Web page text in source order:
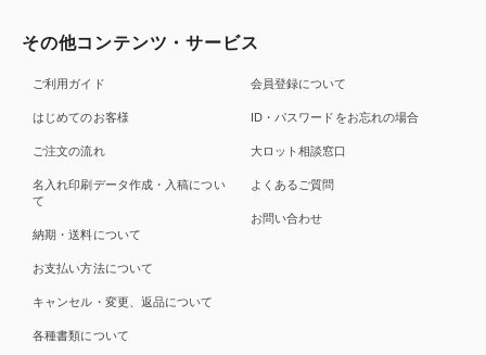
その他コンテンツ・サービス
ご利用ガイド
はじめてのお客様
ご注文の流れ
名入れ印刷データ作成・入稿につい
て
納期・送料について
お支払い方法について
キャンセル・変更、返品について
各種書類について
会員登録について
ID・パスワードをお忘れの場合
大ロット相談窓口
よくあるご質問
お問い合わせ